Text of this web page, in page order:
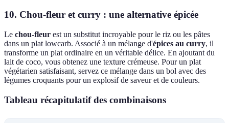
10. Chou-fleur et curry : une alternative épicée
Le chou-fleur est un substitut incroyable pour le riz ou les pâtes
dans un plat lowcarb. Associé à un mélange d'épices au curry, il
transforme un plat ordinaire en un véritable délice. En ajoutant du
lait de coco, vous obtenez une texture crémeuse. Pour un plat
végétarien satisfaisant, servez ce mélange dans un bol avec des
légumes croquants pour un explosif de saveur et de couleurs.
Tableau récapitulatif des combinaisons